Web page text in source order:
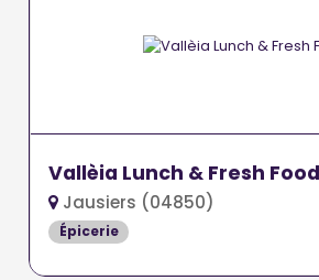
Vallèia Lunch & Fresh Food
Jausiers (04850)
Épicerie